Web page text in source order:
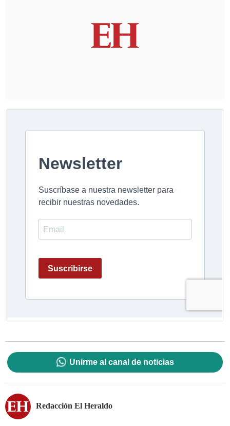
Unirme al canal de noticias
Redacción El Heraldo